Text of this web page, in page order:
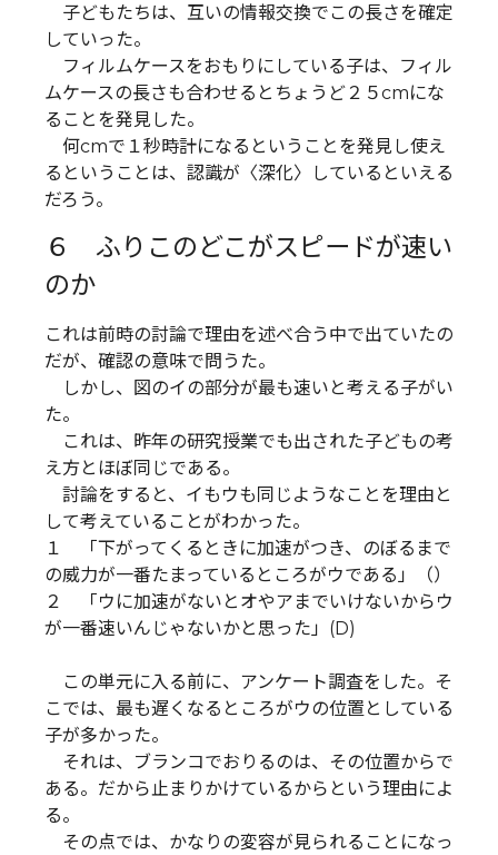
子どもたちは、互いの情報交換でこの長さを確定
していった。
フィルムケースをおもりにしている子は、フィル
ムケースの長さも合わせるとちょうど２５cmにな
ることを発見した。
何cmで１秒時計になるということを発見し使え
るということは、認識が〈深化〉しているといえる
だろう。
６ ふりこのどこがスピードが速い
のか
これは前時の討論で理由を述べ合う中で出ていたの
だが、確認の意味で問うた。
しかし、図のイの部分が最も速いと考える子がい
た。
これは、昨年の研究授業でも出された子どもの考
え方とほぼ同じである。
討論をすると、イもウも同じようなことを理由と
して考えていることがわかった。
１ 「下がってくるときに加速がつき、のぼるまで
の威力が一番たまっているところがウである」（）
２ 「ウに加速がないとオやアまでいけないからウ
が一番速いんじゃないかと思った」(D)
この単元に入る前に、アンケート調査をした。そ
こでは、最も遅くなるところがウの位置としている
子が多かった。
それは、ブランコでおりるのは、その位置からで
ある。だから止まりかけているからという理由によ
る。
その点では、かなりの変容が見られることになっ